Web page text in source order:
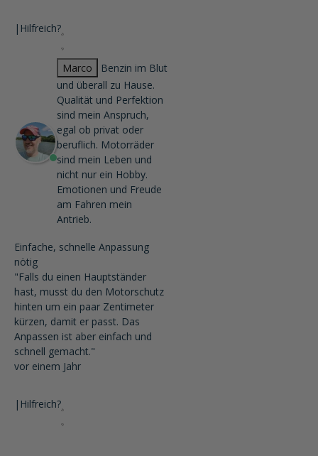
| Hilfreich?
Marco
Benzin im Blut
und überall zu Hause.
Qualität und Perfektion
sind mein Anspruch,
egal ob privat oder
beruflich. Motorräder
sind mein Leben und
nicht nur ein Hobby.
Emotionen und Freude
am Fahren mein
Antrieb.
Einfache, schnelle Anpassung
nötig
"Falls du einen Hauptständer
hast, musst du den Motorschutz
hinten um ein paar Zentimeter
kürzen, damit er passt. Das
Anpassen ist aber einfach und
schnell gemacht."
vor einem Jahr
| Hilfreich?